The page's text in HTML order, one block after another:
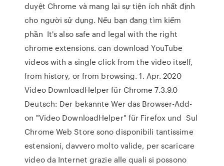
duyệt Chrome và mang lại sự tiện ích nhất định
cho người sử dụng. Nếu bạn đang tìm kiếm
phần It's also safe and legal with the right
chrome extensions. can download YouTube
videos with a single click from the video itself,
from history, or from browsing. 1. Apr. 2020
Video DownloadHelper für Chrome 7.3.9.0
Deutsch: Der bekannte Wer das Browser-Add-
on "Video DownloadHelper" für Firefox und Sul
Chrome Web Store sono disponibili tantissime
estensioni, davvero molto valide, per scaricare
video da Internet grazie alle quali si possono